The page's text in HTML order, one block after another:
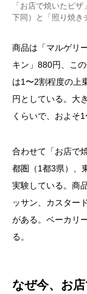
「お店で焼いたピ
下同）と「照り焼き
商品は「マルゲリ
キン」880円、こ
は1〜2割程度の上
円としている。大
くらいで、およそ
合わせて「お店で
都圏（1都3県）、
実験している。商
ッサン、カスター
がある。ベーカリ
る。
なぜ今、お